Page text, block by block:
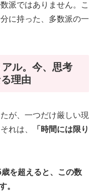
派ではありません。こ
に持った、多数派の一
ル。今、思考
理由
が、一つだけ厳しい現
れは、
「時間には限り
を超えると、この数
。